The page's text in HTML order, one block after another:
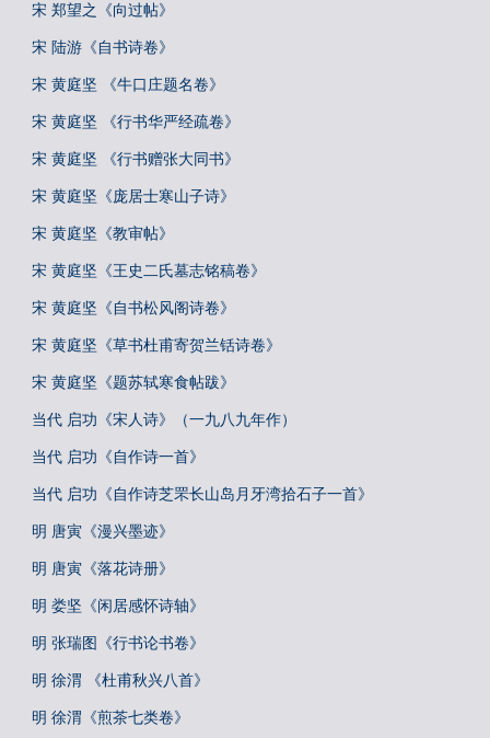
宋 郑望之《向过帖》
宋 陆游《自书诗卷》
宋 黄庭坚 《牛口庄题名卷》
宋 黄庭坚 《行书华严经疏卷》
宋 黄庭坚 《行书赠张大同书》
宋 黄庭坚《庞居士寒山子诗》
宋 黄庭坚《教审帖》
宋 黄庭坚《王史二氏墓志铭稿卷》
宋 黄庭坚《自书松风阁诗卷》
宋 黄庭坚《草书杜甫寄贺兰铦诗卷》
宋 黄庭坚《题苏轼寒食帖跋》
当代 启功《宋人诗》（一九八九年作）
当代 启功《自作诗一首》
当代 启功《自作诗芝罘长山岛月牙湾拾石子一首》
明 唐寅《漫兴墨迹》
明 唐寅《落花诗册》
明 娄坚《闲居感怀诗轴》
明 张瑞图《行书论书卷》
明 徐渭 《杜甫秋兴八首》
明 徐渭《煎茶七类卷》